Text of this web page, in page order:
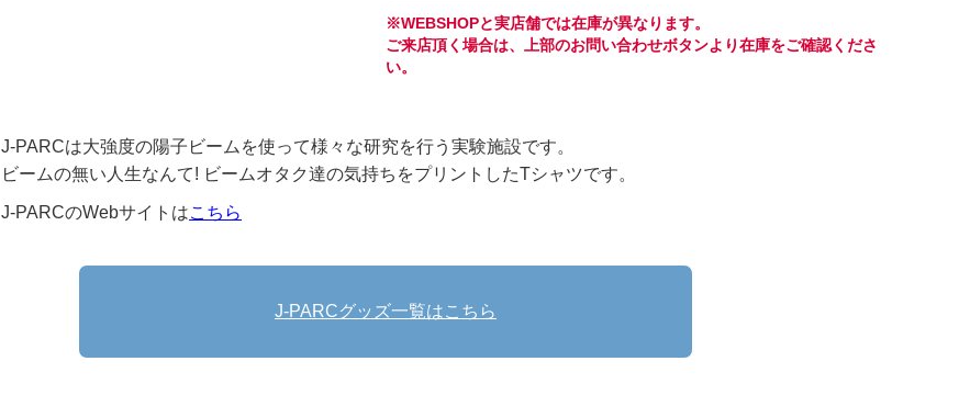
※WEBSHOPと実店舗では在庫が異なります。
ご来店頂く場合は、上部のお問い合わせボタンより在庫をご確認くださ
い。
J-PARCは大強度の陽子ビームを使って様々な研究を行う実験施設です。
ビームの無い人生なんて! ビームオタク達の気持ちをプリントしたTシャツです。
J-PARCのWebサイトはこちら
J-PARCグッズ一覧はこちら